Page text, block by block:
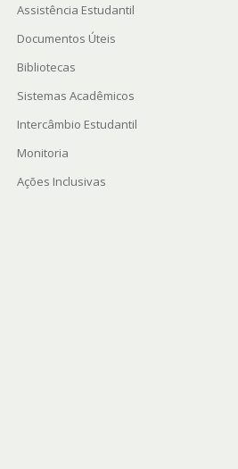
Assistência Estudantil
Documentos Úteis
Bibliotecas
Sistemas Acadêmicos
Intercâmbio Estudantil
Monitoria
Ações Inclusivas